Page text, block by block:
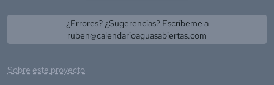
¿Errores? ¿Sugerencias? Escríbeme a
ruben@calendarioaguasabiertas.com
Sobre este proyecto